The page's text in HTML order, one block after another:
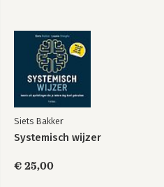
your place
Bekijk alle boeken
Siets Bakker
Systemisch wijzer
€ 25,00